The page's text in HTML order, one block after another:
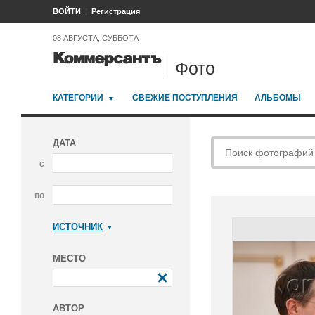
ВОЙТИ Регистрация
08 АВГУСТА, СУББОТА
Фото
КАТЕГОРИИ СВЕЖИЕ ПОСТУПЛЕНИЯ АЛЬБОМЫ
ДАТА
с
по
ИСТОЧНИК
МЕСТО
АВТОР